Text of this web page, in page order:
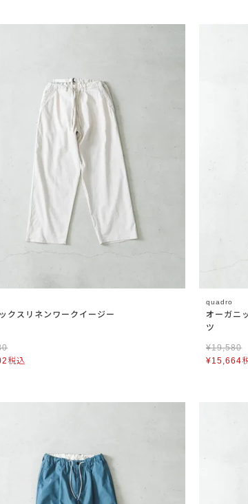
クスリネンワークイージー
税込
quadro
オーガニ
ツ
¥19,580
¥15,664